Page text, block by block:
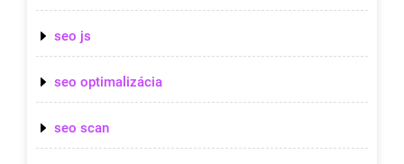
seo js
seo optimalizácia
seo scan